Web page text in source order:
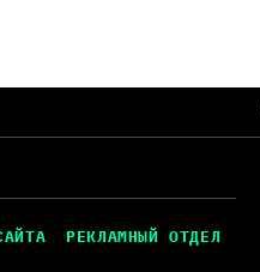
РЕКЛАМНЫЙ ОТДЕЛ